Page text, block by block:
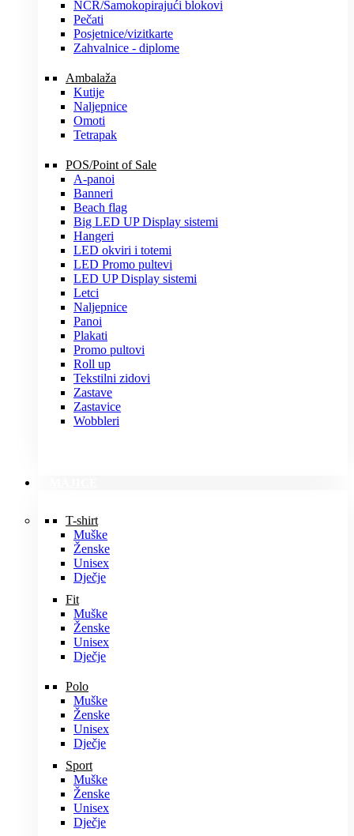
NCR/Samokopirajući blokovi
Pečati
Posjetnice/vizitkarte
Zahvalnice - diplome
Ambalaža
Kutije
Naljepnice
Omoti
Tetrapak
POS/Point of Sale
A-panoi
Banneri
Beach flag
Big LED UP Display sistemi
Hangeri
LED okviri i totemi
LED Promo pultevi
LED UP Display sistemi
Letci
Naljepnice
Panoi
Plakati
Promo pultovi
Roll up
Tekstilni zidovi
Zastave
Zastavice
Wobbleri
T-shirt
Muške
Ženske
Unisex
Dječje
Fit
Muške
Ženske
Unisex
Dječje
Polo
Muške
Ženske
Unisex
Dječje
Sport
Muške
Ženske
Unisex
Dječje